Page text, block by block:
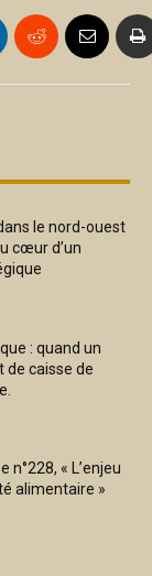
le nord-ouest
cœur d’un
: quand un
de caisse de
« L’enjeu
alimentaire »